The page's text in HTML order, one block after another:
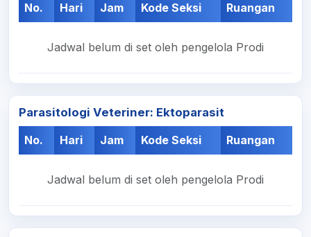
No.
Hari Jam Kode Seksi Ruangan
Jadwal belum di set oleh pengelola Prodi
Parasitologi Veteriner: Ektoparasit
No.
Hari Jam Kode Seksi Ruangan
Jadwal belum di set oleh pengelola Prodi